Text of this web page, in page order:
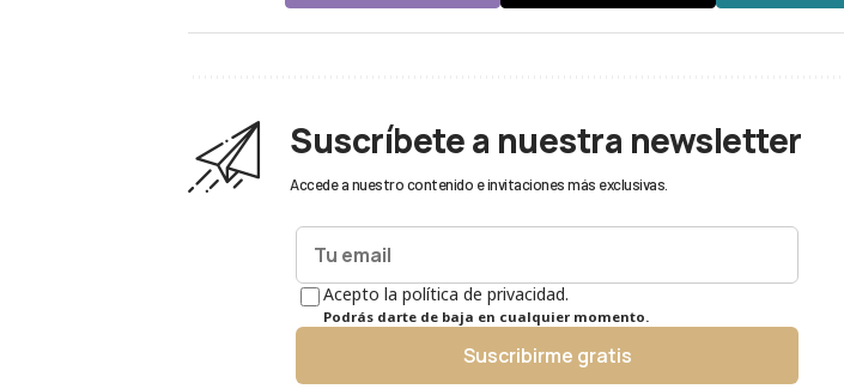
Suscríbete a nuestra newsletter
Accede a nuestro contenido e invitaciones más exclusivas.
Acepto la política de privacidad.
Podrás darte de baja en cualquier momento.
Suscribirme gratis